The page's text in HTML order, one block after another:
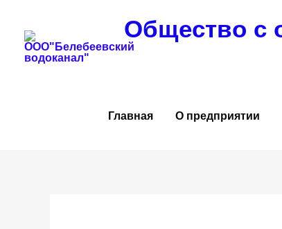
содержимому
Общество с
Главная О предприятии